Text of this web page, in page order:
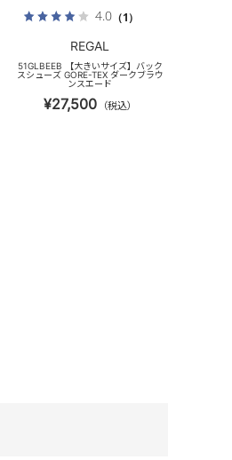
4.0（1）
REGAL
51GLBEEB 【大きいサイズ】バック
スシューズ GORE-TEX ダークブラウ
ンスエード
¥27,500 （税込）